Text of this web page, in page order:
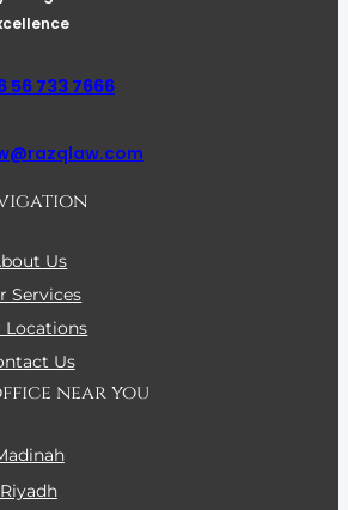
56 733 7666
Us
Services
Locations
Us
near you
Riyadh